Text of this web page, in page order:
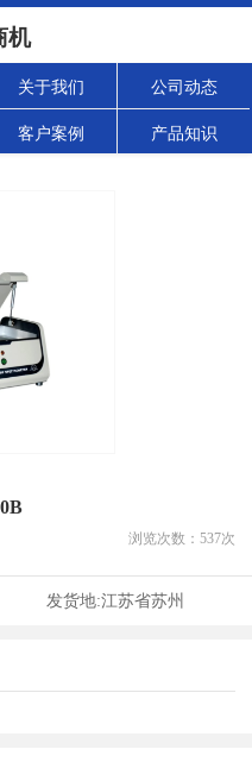
机
关于我们 公司动态
客户案例 产品知识
浏览次数： 537次
发货地:江苏省苏州